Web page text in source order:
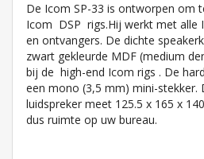
De Icom SP-33 is ontworpen om
Icom DSP rigs.Hij werkt met alle
en ontvangers. De dichte
zwart gekleurde MDF (medium
bij de high-end Icom rigs . De
een mono (3,5 mm) mini-stekker.
luidspreker meet 125.5 x 165 x
dus ruimte op uw bureau.